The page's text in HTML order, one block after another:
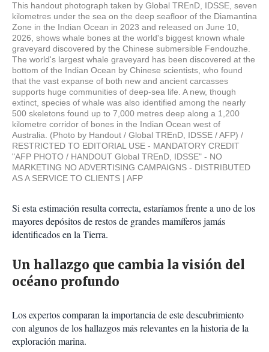
This handout photograph taken by Global TREnD, IDSSE, seven
kilometres under the sea on the deep seafloor of the Diamantina
Zone in the Indian Ocean in 2023 and released on June 10,
2026, shows whale bones at the world's biggest known whale
graveyard discovered by the Chinese submersible Fendouzhe.
The world's largest whale graveyard has been discovered at the
bottom of the Indian Ocean by Chinese scientists, who found
that the vast expanse of both new and ancient carcasses
supports huge communities of deep-sea life. A new, though
extinct, species of whale was also identified among the nearly
500 skeletons found up to 7,000 metres deep along a 1,200
kilometre corridor of bones in the Indian Ocean west of
Australia. (Photo by Handout / Global TREnD, IDSSE / AFP) /
RESTRICTED TO EDITORIAL USE - MANDATORY CREDIT
"AFP PHOTO / HANDOUT Global TREnD, IDSSE" - NO
MARKETING NO ADVERTISING CAMPAIGNS - DISTRIBUTED
AS A SERVICE TO CLIENTS
AFP
Si esta estimación resulta correcta, estaríamos frente a uno de los
mayores depósitos de restos de grandes mamíferos jamás
identificados en la Tierra.
Un hallazgo que cambia la visión del
océano profundo
Los expertos comparan la importancia de este descubrimiento
con algunos de los hallazgos más relevantes en la historia de la
exploración marina.